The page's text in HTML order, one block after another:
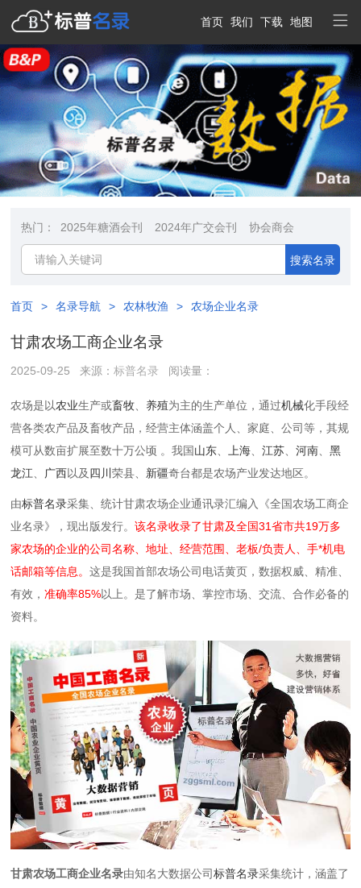
首页 我们 下载 地图
热门： 2025年糖酒会刊 2024年广交会刊 协会商会
搜索名录
首页 > 名录导航 > 农林牧渔 > 农场企业名录
甘肃农场工商企业名录
2025-09-25 来源：标普名录 阅读量：
农场是以农业生产或畜牧、 养殖为主的生产单位，通过机械化手段经
营各类农产品及畜牧产品，经营主体涵盖个人、家庭、公司等，其规
模可从数亩扩展至数十万公顷 。我国山东、上海、江苏、河南、黑
龙江、 广西以及四川荣县、 新疆奇台都是农场产业发达地区。
由标普名录采集、统计甘肃农场企业通讯录汇编入《全国农场工商企
业名录》，现出版发行。该名录收录了甘肃及全国31省市共19万多
家农场的企业的公司名称、地址、经营范围、老板/负责人、手*机电
话邮箱等信息。这是我国首部农场公司电话黄页，数据权威、精准、
有效，准确率85%以上。是了解市场、掌控市场、交流、合作必备的
资料。
甘肃农场工商企业名录由知名大数据公司标普名录采集统计，涵盖了